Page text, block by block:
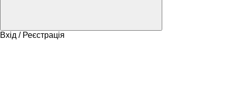
Вхід / Реєстрація